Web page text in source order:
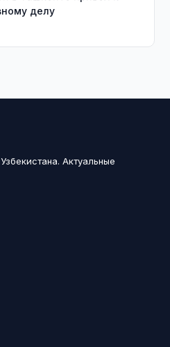
делу
Актуальные